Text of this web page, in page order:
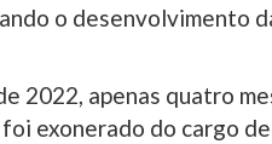
o desenvolvimento
2022, apenas quatro
exonerado do cargo